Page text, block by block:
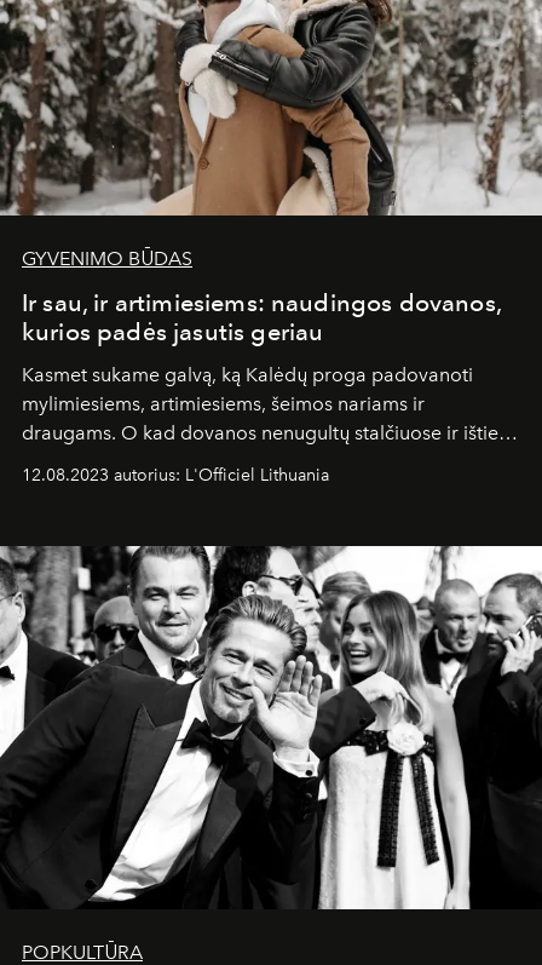
GYVENIMO BŪDAS
Ir sau, ir artimiesiems: naudingos dovanos,
kurios padės jasutis geriau
Kasmet sukame galvą, ką Kalėdų proga padovanoti
mylimiesiems, artimiesiems, šeimos nariams ir
draugams. O kad dovanos nenugultų stalčiuose ir išties
būtų naudingos, atrinkome kelias idėjas. Šiame sąraše
12.08.2023 autorius: L'Officiel Lithuania
POPKULTŪRA